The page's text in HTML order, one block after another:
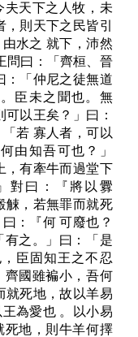
夫天下之人牧，未
則天下之民皆引
水之 就下，沛然
：「齊桓、晉
「仲尼之徒無道
臣未之聞也。無
以王矣？」曰：
若 寡人者，可以
由知吾可也？」
，有牽牛而過堂下
對曰：『將以釁
觫，若無罪而就死
：『何 可廢也？
有之。」曰：「是
臣固知王之不忍
齊國雖褊小，吾何
就死地，故以羊易
為愛也 。以小易
死地，則牛羊何擇